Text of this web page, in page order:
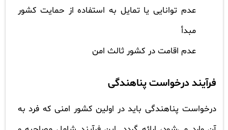
عدم توانایی یا تمایل به استفاده از حمایت کشور
مبدأ
عدم اقامت در کشور ثالث امن
فرآیند درخواست پناهندگی
درخواست پناهندگی باید در اولین کشور امنی که فرد به